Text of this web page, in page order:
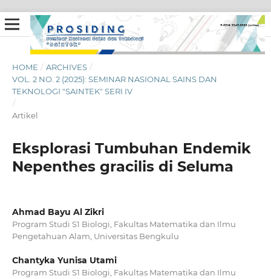
HOME / ARCHIVES /
VOL. 2 NO. 2 (2025): SEMINAR NASIONAL SAINS DAN
TEKNOLOGI "SAINTEK" SERI IV
/
Artikel
Eksplorasi Tumbuhan Endemik
Nepenthes gracilis di Seluma
Ahmad Bayu Al Zikri
Program Studi S1 Biologi, Fakultas Matematika dan Ilmu
Pengetahuan Alam, Universitas Bengkulu
Chantyka Yunisa Utami
Program Studi S1 Biologi, Fakultas Matematika dan Ilmu